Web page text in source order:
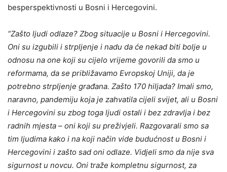
besperspektivnosti u Bosni i Hercegovini.
“Zašto ljudi odlaze? Zbog situacije u Bosni i Hercegovini.
Oni su izgubili i strpljenje i nadu da će nekad biti bolje u
odnosu na one koji su cijelo vrijeme govorili da smo u
reformama, da se približavamo Evropskoj Uniji, da je
potrebno strpljenje građana. Zašto 170 hiljada? Imali smo,
naravno, pandemiju koja je zahvatila cijeli svijet, ali u Bosni
i Hercegovini su zbog toga ljudi ostali i bez zdravlja i bez
radnih mjesta – oni koji su preživjeli. Razgovarali smo sa
tim ljudima kako i na koji način vide budućnost u Bosni i
Hercegovini i zašto sad oni odlaze. Vidjeli smo da nije sva
sigurnost u novcu. Oni traže kompletnu sigurnost, za